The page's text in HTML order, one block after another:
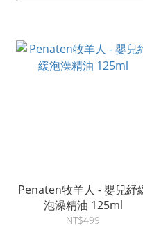
Penaten牧羊人 - 嬰兒紓
泡澡精油 125ml
NT$499